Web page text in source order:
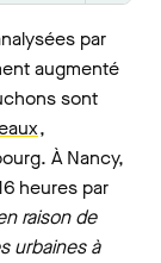
par
augmenté
sont
,
À Nancy,
heures par
raison de
urbaines à